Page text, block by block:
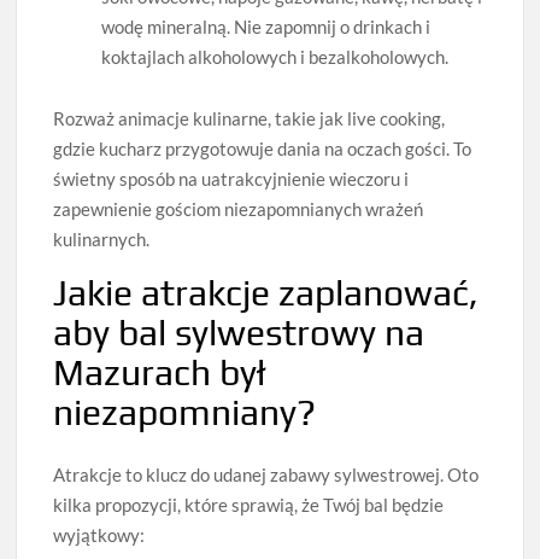
wodę mineralną. Nie zapomnij o drinkach i
koktajlach alkoholowych i bezalkoholowych.
Rozważ animacje kulinarne, takie jak live cooking,
gdzie kucharz przygotowuje dania na oczach gości. To
świetny sposób na uatrakcyjnienie wieczoru i
zapewnienie gościom niezapomnianych wrażeń
kulinarnych.
Jakie atrakcje zaplanować,
aby bal sylwestrowy na
Mazurach był
niezapomniany?
Atrakcje to klucz do udanej zabawy sylwestrowej. Oto
kilka propozycji, które sprawią, że Twój bal będzie
wyjątkowy: